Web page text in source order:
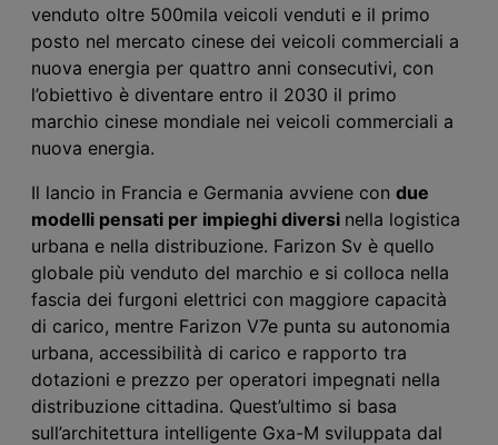
venduto oltre 500mila veicoli venduti e il primo
posto nel mercato cinese dei veicoli commerciali a
nuova energia per quattro anni consecutivi, con
l’obiettivo è diventare entro il 2030 il primo
marchio cinese mondiale nei veicoli commerciali a
nuova energia.
Il lancio in Francia e Germania avviene con due
modelli pensati per impieghi diversi nella logistica
urbana e nella distribuzione. Farizon Sv è quello
globale più venduto del marchio e si colloca nella
fascia dei furgoni elettrici con maggiore capacità
di carico, mentre Farizon V7e punta su autonomia
urbana, accessibilità di carico e rapporto tra
dotazioni e prezzo per operatori impegnati nella
distribuzione cittadina. Quest’ultimo si basa
sull’architettura intelligente Gxa-M sviluppata dal